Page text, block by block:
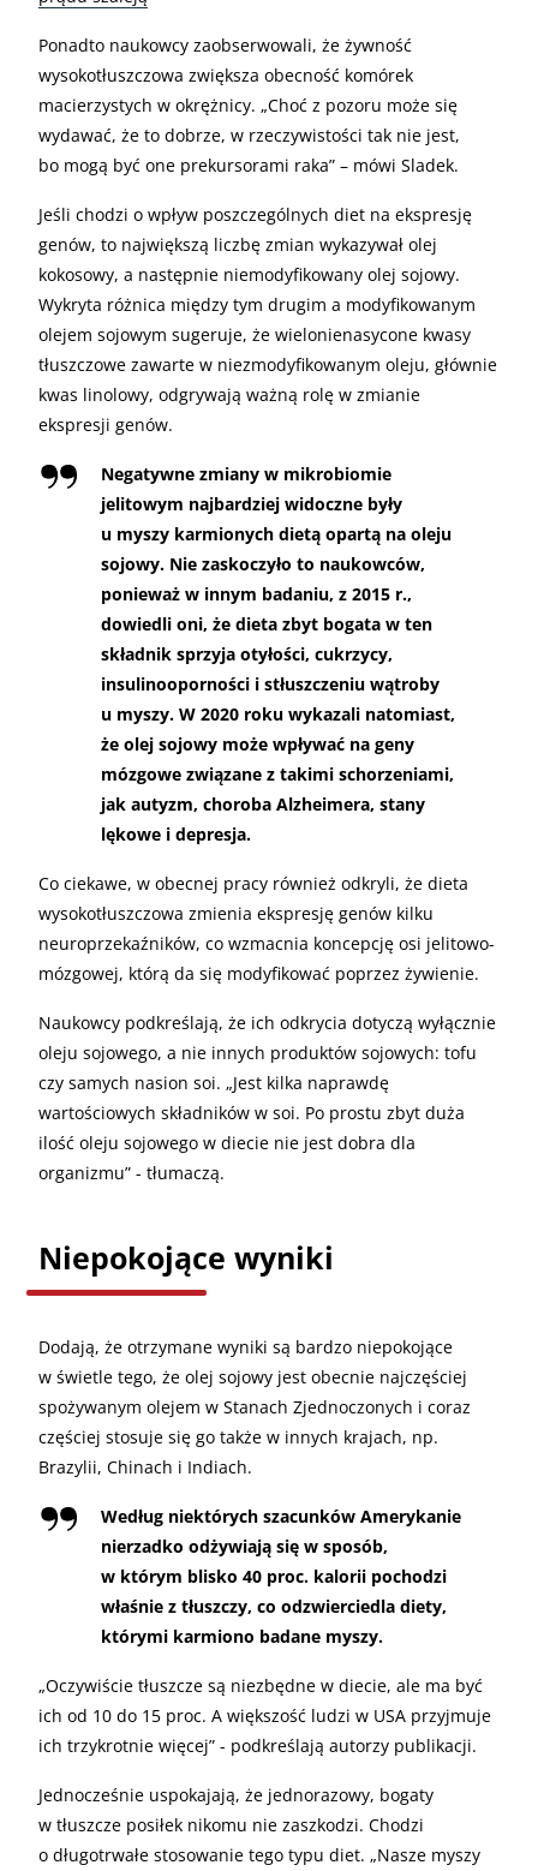
Ponadto naukowcy zaobserwowali, że żywność
wysokotłuszczowa zwiększa obecność komórek
macierzystych w okrężnicy. „Choć z pozoru może się
wydawać, że to dobrze, w rzeczywistości tak nie jest,
bo mogą być one prekursorami raka” – mówi Sladek.
Jeśli chodzi o wpływ poszczególnych diet na ekspresję
genów, to największą liczbę zmian wykazywał olej
kokosowy, a następnie niemodyfikowany olej sojowy.
Wykryta różnica między tym drugim a modyfikowanym
olejem sojowym sugeruje, że wielonienasycone kwasy
tłuszczowe zawarte w niezmodyfikowanym oleju, głównie
kwas linolowy, odgrywają ważną rolę w zmianie
ekspresji genów.
Negatywne zmiany w mikrobiomie
jelitowym najbardziej widoczne były
u myszy karmionych dietą opartą na oleju
sojowy. Nie zaskoczyło to naukowców,
ponieważ w innym badaniu, z 2015 r.,
dowiedli oni, że dieta zbyt bogata w ten
składnik sprzyja otyłości, cukrzycy,
insulinooporności i stłuszczeniu wątroby
u myszy. W 2020 roku wykazali natomiast,
że olej sojowy może wpływać na geny
mózgowe związane z takimi schorzeniami,
jak autyzm, choroba Alzheimera, stany
lękowe i depresja.
Co ciekawe, w obecnej pracy również odkryli, że dieta
wysokotłuszczowa zmienia ekspresję genów kilku
neuroprzekaźników, co wzmacnia koncepcję osi jelitowo-
mózgowej, którą da się modyfikować poprzez żywienie.
Naukowcy podkreślają, że ich odkrycia dotyczą wyłącznie
oleju sojowego, a nie innych produktów sojowych: tofu
czy samych nasion soi. „Jest kilka naprawdę
wartościowych składników w soi. Po prostu zbyt duża
ilość oleju sojowego w diecie nie jest dobra dla
organizmu” - tłumaczą.
Niepokojące wyniki
Dodają, że otrzymane wyniki są bardzo niepokojące
w świetle tego, że olej sojowy jest obecnie najczęściej
spożywanym olejem w Stanach Zjednoczonych i coraz
częściej stosuje się go także w innych krajach, np.
Brazylii, Chinach i Indiach.
Według niektórych szacunków Amerykanie
nierzadko odżywiają się w sposób,
w którym blisko 40 proc. kalorii pochodzi
właśnie z tłuszczy, co odzwierciedla diety,
którymi karmiono badane myszy.
„Oczywiście tłuszcze są niezbędne w diecie, ale ma być
ich od 10 do 15 proc. A większość ludzi w USA przyjmuje
ich trzykrotnie więcej” - podkreślają autorzy publikacji.
Jednocześnie uspokajają, że jednorazowy, bogaty
w tłuszcze posiłek nikomu nie zaszkodzi. Chodzi
o długotrwałe stosowanie tego typu diet. „Nasze myszy